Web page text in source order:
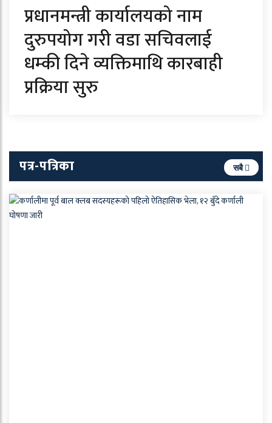
प्रधानमन्त्री कार्यालयको नाम
दुरुपयोग गरी वडा सचिवलाई
धम्की दिने व्यक्तिमाथि कारबाही
प्रक्रिया सुरु
पत्र-पत्रिका सबै